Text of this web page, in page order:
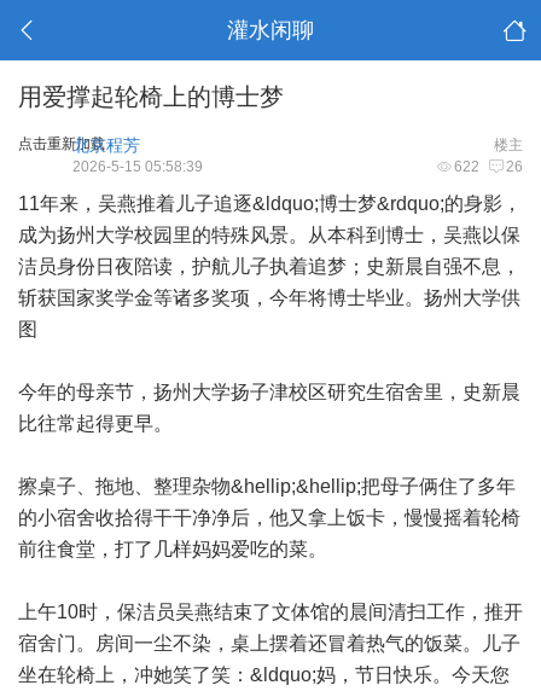
灌水闲聊
用爱撑起轮椅上的博士梦
点击重新加载 楼主
北京程芳
622 26
2026-5-15 05:58:39
11年来，吴燕推着儿子追逐&ldquo;博士梦&rdquo;的身影，
成为扬州大学校园里的特殊风景。从本科到博士，吴燕以保
洁员身份日夜陪读，护航儿子执着追梦；史新晨自强不息，
斩获国家奖学金等诸多奖项，今年将博士毕业。扬州大学供
图
今年的母亲节，扬州大学扬子津校区研究生宿舍里，史新晨
比往常起得更早。
擦桌子、拖地、整理杂物&hellip;&hellip;把母子俩住了多年
的小宿舍收拾得干干净净后，他又拿上饭卡，慢慢摇着轮椅
前往食堂，打了几样妈妈爱吃的菜。
上午10时，保洁员吴燕结束了文体馆的晨间清扫工作，推开
宿舍门。房间一尘不染，桌上摆着还冒着热气的饭菜。儿子
坐在轮椅上，冲她笑了笑：&ldquo;妈，节日快乐。今天您